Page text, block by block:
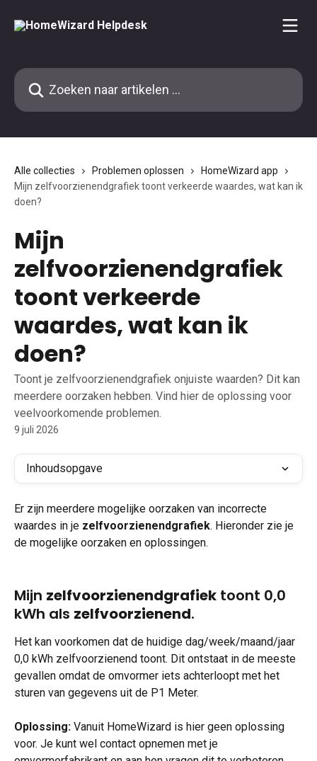
Zoeken naar artikelen ...
Alle collecties Problemen oplossen
HomeWizard app
Mijn zelfvoorzienendgrafiek toont verkeerde waardes, wat kan ik
doen?
Mijn
zelfvoorzienendgrafiek
toont verkeerde
waardes, wat kan ik
doen?
Toont je zelfvoorzienendgrafiek onjuiste waarden? Dit kan
meerdere oorzaken hebben. Vind hier de oplossing voor
veelvoorkomende problemen.
9 juli 2026
Inhoudsopgave
Er zijn meerdere mogelijke oorzaken van incorrecte
waardes in je zelfvoorzienendgrafiek. Hieronder zie je
de mogelijke oorzaken en oplossingen.
Mijn zelfvoorzienendgrafiek toont 0,0
kWh als zelfvoorzienend.
Het kan voorkomen dat de huidige dag/week/maand/jaar
0,0 kWh zelfvoorzienend toont. Dit ontstaat in de meeste
gevallen omdat de omvormer iets achterloopt met het
sturen van gegevens uit de P1 Meter.
Oplossing: Vanuit HomeWizard is hier geen oplossing
voor. Je kunt wel contact opnemen met je